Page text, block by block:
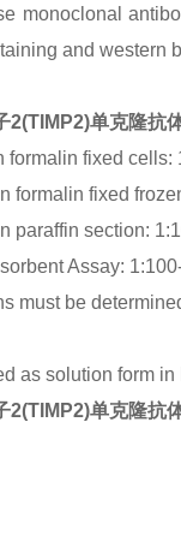
monoclonal
and western
2(TIMP2)单克隆抗
formalin fixed cells:
formalin fixed
paraffin section:
Assay:
must be
as solution form in
2(TIMP2)单克隆抗